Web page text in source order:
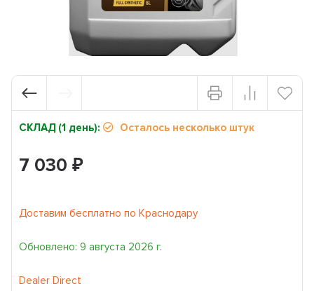
СКЛАД (1 день): Осталось несколько штук
7 030₽
Доставим бесплатно по Краснодару
Обновлено: 9 августа 2026 г.
Dealer Direct